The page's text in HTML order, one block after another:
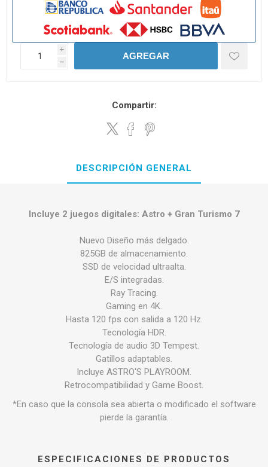
i
h
AGREGAR
Compartir:
DESCRIPCIÓN GENERAL
Incluye 2 juegos digitales: Astro + Gran Turismo 7
Nuevo Diseño más delgado.
825GB de almacenamiento.
SSD de velocidad ultraalta.
E/S integradas.
Ray Tracing.
Gaming en 4K.
Hasta 120 fps con salida a 120 Hz.
Tecnología HDR.
Tecnología de audio 3D Tempest.
Gatillos adaptables.
Incluye ASTRO'S PLAYROOM.
Retrocompatibilidad y Game Boost.
*En caso que la consola sea abierta o modificado el software
pierde la garantía.
ESPECIFICACIONES DE PRODUCTOS